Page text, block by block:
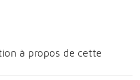
à propos de cette